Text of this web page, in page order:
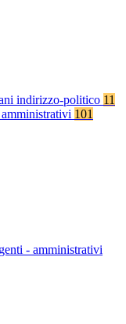
indirizzo-politico 11
101
- amministrativi